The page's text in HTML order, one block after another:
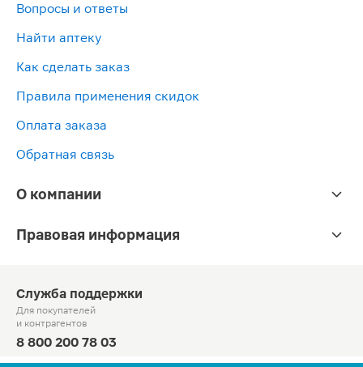
Вопросы и ответы
Найти аптеку
Как сделать заказ
Правила применения скидок
Оплата заказа
Обратная связь
О компании
Правовая информация
Служба поддержки
Для покупателей
и контрагентов
8 800 200 78 03